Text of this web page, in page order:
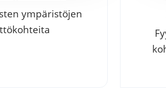
ympäristöjen